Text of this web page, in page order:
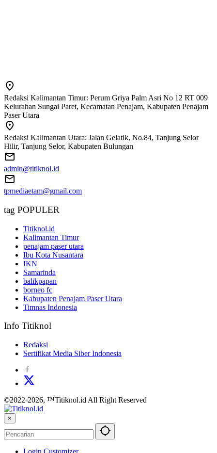
Redaksi Kalimantan Timur: Perum Griya Palm Asri No 12 RT 009
Kelurahan Sungai Paret, Kecamatan Penajam, Kabupaten Penajam
Paser Utara
Redaksi Kalimantan Utara: Jalan Gelatik, No.84, Tanjung Selor
Hilir, Tanjung Selor, Kabupaten Bulungan
admin@titiknol.id
tpmediaetam@gmail.com
tag POPULER
Titiknol.id
Kalimantan Timur
penajam paser utara
Ibu Kota Nusantara
IKN
Samarinda
balikpapan
borneo fc
Kabupaten Penajam Paser Utara
Timnas Indonesia
Info Titiknol
Redaksi
Sertifikat Media Siber Indonesia
©2022-2026, ™Titiknol.id All Right Reserved
×
Login Customizer